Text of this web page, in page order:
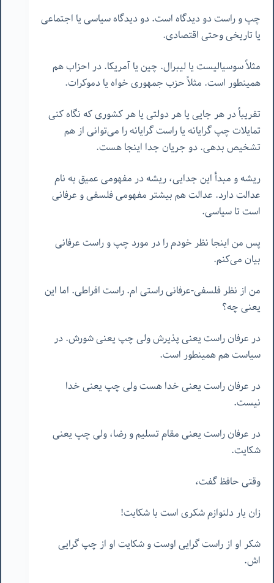
چپ و راست دو دیدگاه است. دو دیدگاه سیاسی یا اجتماعی
یا تاریخی وحتی اقتصادی.
مثلاً سوسیالیست یا لیبرال. چین یا آمریکا. در احزاب هم
همینطور است. مثلاً حزب جمهوری خواه یا دموکرات.
تقریباً در هر جایی یا هر دولتی یا هر کشوری که نگاه کنی
تمایلات چپ گرایانه یا راست گرایانه را می‌توانی از هم
تشخیص بدهی. دو جریان جدا اینجا هست.
ریشه و مبدأ این جدایی، ریشه در مفهومی عمیق به نام
عدالت دارد. عدالت هم بیشتر مفهومی فلسفی و عرفانی
است تا سیاسی.
پس من اینجا نظر خودم را در مورد چپ و راست عرفانی
بیان می‌کنم.
من از نظر فلسفی-عرفانی راستی ام. راست افراطی. اما این
یعنی چه؟
در عرفان راست یعنی پذیرش ولی چپ یعنی شورش. در
سیاست هم همینطور است.
در عرفان راست یعنی خدا هست ولی چپ یعنی خدا
نیست.
در عرفان راست یعنی مقام تسلیم و رضا، ولی چپ یعنی
شکایت.
وقتی حافظ گفت،
زان یار دلنوازم شکری است با شکایت!
شکر او از راست گرایی اوست و شکایت او از چپ گرایی
اش.